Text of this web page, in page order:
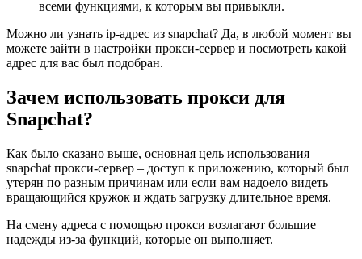
всеми функциями, к которым вы привыкли.
Можно ли узнать ip-адрес из snapchat? Да, в любой момент вы
можете зайти в настройки прокси-сервер и посмотреть какой
адрес для вас был подобран.
Зачем использовать прокси для
Snapchat?
Как было сказано выше, основная цель использования
snapchat прокси-сервер – доступ к приложению, который был
утерян по разным причинам или если вам надоело видеть
вращающийся кружок и ждать загрузку длительное время.
На смену адреса с помощью прокси возлагают большие
надежды из-за функций, которые он выполняет.